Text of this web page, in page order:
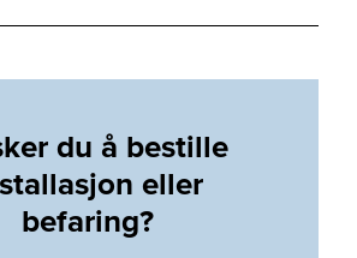
du å bestille
eller
befaring?